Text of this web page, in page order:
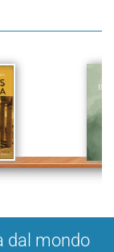
dal mondo